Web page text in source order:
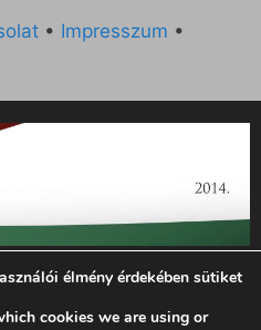
• Impresszum •
2014. évi működésének
14-P-0121 sz. támogatási
Ft összegben támogatta az
élmény érdekében sütiket
cookies we are using or